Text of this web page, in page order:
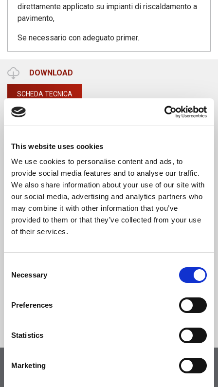
This website uses cookies
We use cookies to personalise content and ads, to
provide social media features and to analyse our traffic.
We also share information about your use of our site with
our social media, advertising and analytics partners who
may combine it with other information that you’ve
provided to them or that they’ve collected from your use
of their services.
Selection
Necessary
Preferences
Statistics
Marketing
direttamente applicato su impianti di riscaldamento a
pavimento,
Se necessario con adeguato primer.
DOWNLOAD
SCHEDA TECNICA
COMPILA IL FORM CON I TUOI DATI PER
SCARICARE LA DICHIARAZIONE DI PRESTAZIONE
(D.O.P.)
Visita il nostro shop online